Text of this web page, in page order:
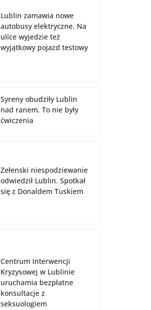
Lublin zamawia nowe
autobusy elektryczne. Na
ulice wyjedzie też
wyjątkowy pojazd testowy
Syreny obudziły Lublin
nad ranem. To nie były
ćwiczenia
Zełenski niespodziewanie
odwiedził Lublin. Spotkał
się z Donaldem Tuskiem
Centrum Interwencji
Kryzysowej w Lublinie
uruchamia bezpłatne
konsultacje z
seksuologiem